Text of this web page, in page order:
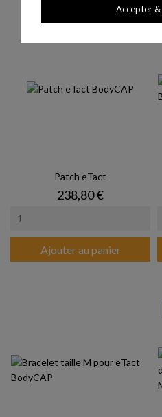
Accepter
Patch eTact
Prix
238,80 €
Ajouter au panier